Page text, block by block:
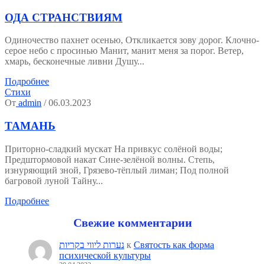
ОДА СТРАНСТВИЯМ
Одиночество пахнет осенью, Откликается зову дорог. Клочно-
серое небо с просинью Манит, манит меня за порог. Ветер,
хмарь, бесконечные ливни Душу...
Подробнее
Стихи
От admin / 06.03.2023
ТАМАНЬ
Приторно-сладкий мускат На привкус солёной воды;
Предштормовой накат Сине-зелёной волны. Степь,
изнуряющий зной, Грязево-тёплый лиман; Под полной
багровой луной Тайну...
Подробнее
Свежие комментарии
נערות ליווי בקריות к Святость как форма
психической культуры